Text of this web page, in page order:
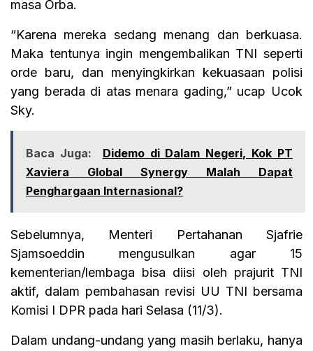
masa Orba.
“Karena mereka sedang menang dan berkuasa.
Maka tentunya ingin mengembalikan TNI seperti
orde baru, dan menyingkirkan kekuasaan polisi
yang berada di atas menara gading,” ucap Ucok
Sky.
Baca Juga:
Didemo di Dalam Negeri, Kok PT
Xaviera Global Synergy Malah Dapat
Penghargaan Internasional?
Sebelumnya, Menteri Pertahanan Sjafrie
Sjamsoeddin mengusulkan agar 15
kementerian/lembaga bisa diisi oleh prajurit TNI
aktif, dalam pembahasan revisi UU TNI bersama
Komisi I DPR pada hari Selasa (11/3).
Dalam undang-undang yang masih berlaku, hanya